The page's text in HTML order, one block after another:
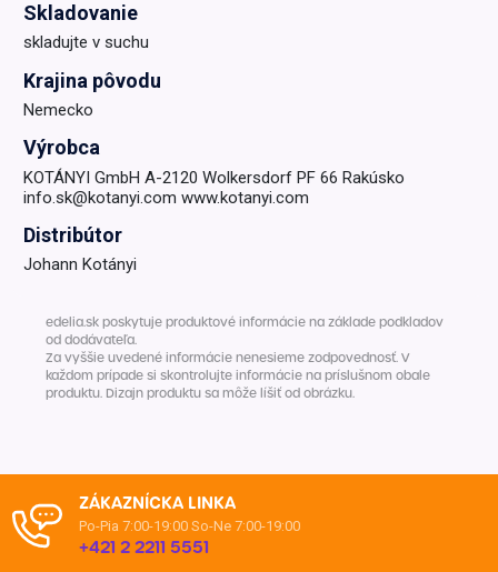
Skladovanie
skladujte v suchu
Krajina pôvodu
Nemecko
Výrobca
KOTÁNYI GmbH A-2120 Wolkersdorf PF 66 Rakúsko
info.sk@kotanyi.com www.kotanyi.com
Distribútor
Johann Kotányi
edelia.sk poskytuje produktové informácie na základe podkladov
od dodávateľa.
Za vyššie uvedené informácie nenesieme zodpovednosť. V
každom prípade si skontrolujte informácie na príslušnom obale
produktu. Dizajn produktu sa môže líšiť od obrázku.
ZÁKAZNÍCKA LINKA
Po-Pia 7:00-19:00 So-Ne 7:00-19:00
+421 2 2211 5551